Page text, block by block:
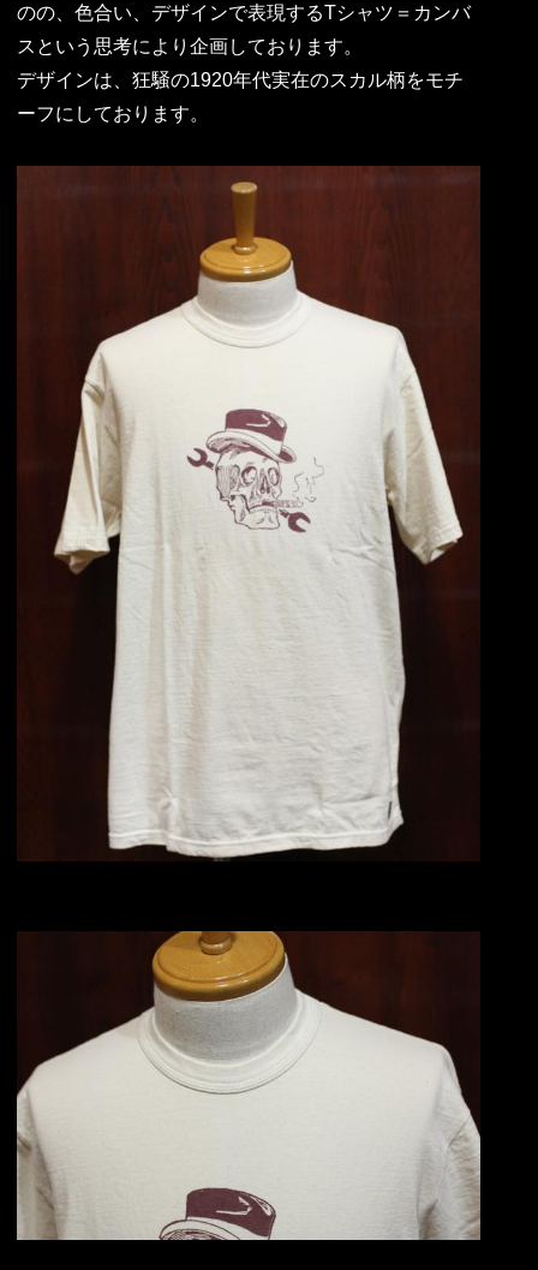
のの、色合い、デザインで表現するTシャツ＝カンバ
スという思考により企画しております。
デザインは、狂騒の1920年代実在のスカル柄をモチ
ーフにしております。